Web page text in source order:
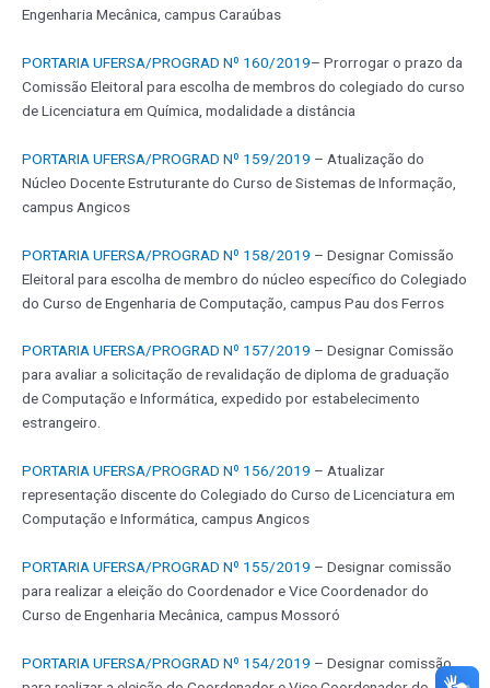
Engenharia Mecânica, campus Caraúbas
PORTARIA UFERSA/PROGRAD Nº 160/2019– Prorrogar o prazo da
Comissão Eleitoral para escolha de membros do colegiado do curso
de Licenciatura em Química, modalidade a distância
PORTARIA UFERSA/PROGRAD Nº 159/2019 – Atualização do
Núcleo Docente Estruturante do Curso de Sistemas de Informação,
campus Angicos
PORTARIA UFERSA/PROGRAD Nº 158/2019 – Designar Comissão
Eleitoral para escolha de membro do núcleo específico do Colegiado
do Curso de Engenharia de Computação, campus Pau dos Ferros
PORTARIA UFERSA/PROGRAD Nº 157/2019 – Designar Comissão
para avaliar a solicitação de revalidação de diploma de graduação
de Computação e Informática, expedido por estabelecimento
estrangeiro.
PORTARIA UFERSA/PROGRAD Nº 156/2019 – Atualizar
representação discente do Colegiado do Curso de Licenciatura em
Computação e Informática, campus Angicos
PORTARIA UFERSA/PROGRAD Nº 155/2019 – Designar comissão
para realizar a eleição do Coordenador e Vice Coordenador do
Curso de Engenharia Mecânica, campus Mossoró
PORTARIA UFERSA/PROGRAD Nº 154/2019 – Designar comissão